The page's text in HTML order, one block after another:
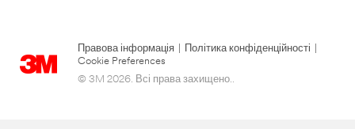
Правова інформація Політика конфіденційності
Cookie Preferences
© 3M 2026. Всі права захищено..